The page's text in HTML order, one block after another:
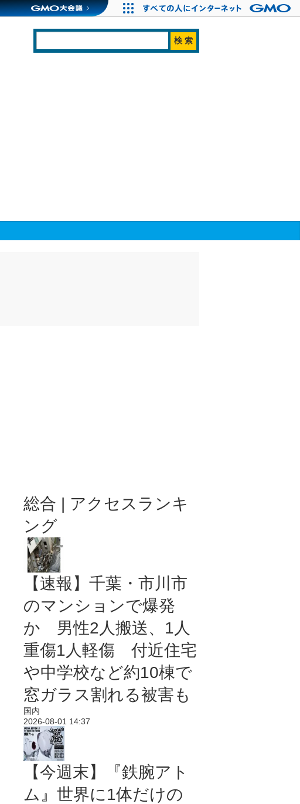
総合 | アクセスランキ
ング
【速報】千葉・市川市
のマンションで爆発
か 男性2人搬送、1人
重傷1人軽傷 付近住宅
や中学校など約10棟で
窓ガラス割れる被害も
国内
2026-08-01 14:37
【今週末】『鉄腕アト
ム』世界に1体だけの